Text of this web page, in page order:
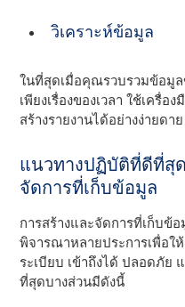
วิเคราะห์ข้อมูล
ในที่สุดเมื่อคุณรวบรวมข้อมูล
เพียงเรื่องของเวลา ใช้เครื่
สร้างรายงานได้อย่างง่ายดาย
แนวทางปฏิบัติที่ดีที่สุ
จัดการที่เก็บข้อมูล
การสร้างและจัดการที่เก็บข้
พิจารณาหลายประการเพื่อใ
ระเบียบ เข้าถึงได้ ปลอดภัย
ที่สุดบางส่วนมีดังนี้